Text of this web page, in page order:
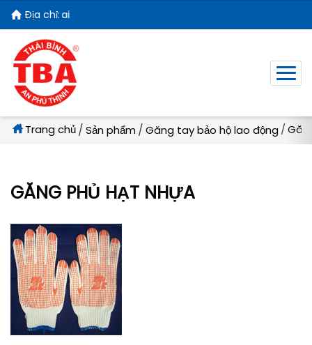
Địa chỉ:
Trang chủ Sản phẩm Găng tay bảo hộ lao động
GĂNG PHỦ HẠT NHỰA